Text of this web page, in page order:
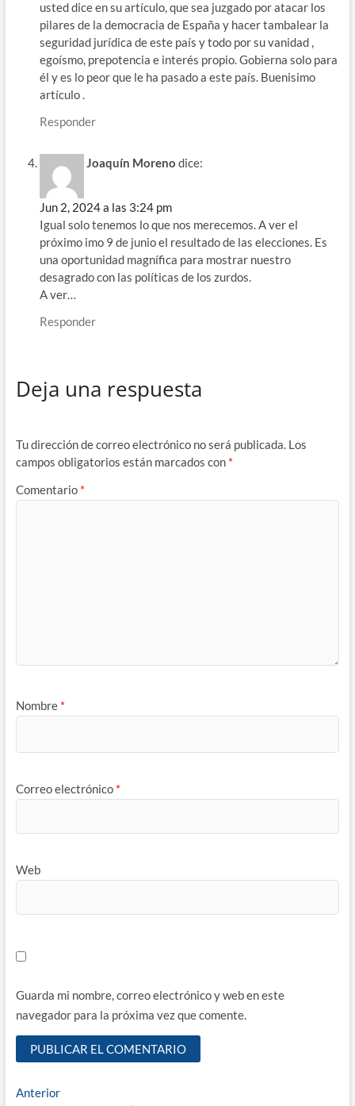
usted dice en su artículo, que sea juzgado por atacar los
pilares de la democracia de España y hacer tambalear la
seguridad jurídica de este país y todo por su vanidad ,
egoísmo, prepotencia e interés propio. Gobierna solo para
él y es lo peor que le ha pasado a este país. Buenisimo
artículo .
Responder
Joaquín Moreno dice:
Jun 2, 2024 a las 3:24 pm
Igual solo tenemos lo que nos merecemos. A ver el
próximo imo 9 de junio el resultado de las elecciones. Es
una oportunidad magnífica para mostrar nuestro
desagrado con las políticas de los zurdos.
A ver…
Responder
Deja una respuesta
Tu dirección de correo electrónico no será publicada. Los
campos obligatorios están marcados con *
Comentario *
Nombre *
Correo electrónico *
Web
Guarda mi nombre, correo electrónico y web en este
navegador para la próxima vez que comente.
Navegación
AnteriorEntrada